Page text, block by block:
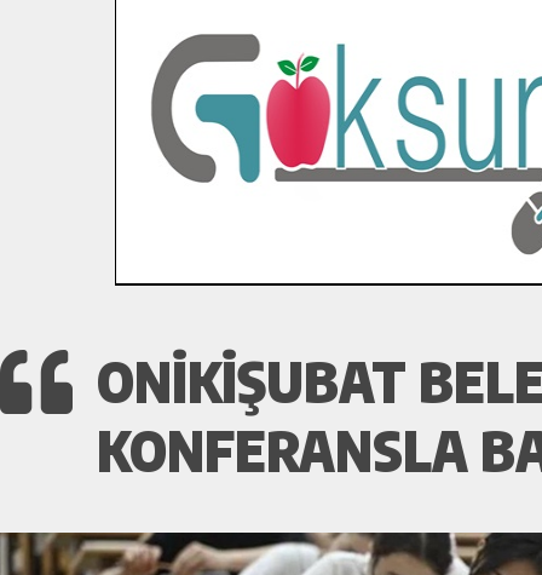
İlçe Jandarma Komutanı Karakaya’dan
Bertiz’in Yeni Köprüsünde Sona Doğru.
ONIKIŞUBAT
KONFERANSLA